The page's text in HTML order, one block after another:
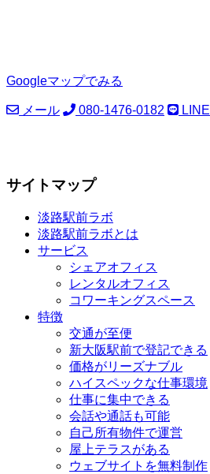
Googleマップでみる
メール 080-1476-0182 LINE
サイトマップ
淡路駅前ラボ
淡路駅前ラボとは
サービス
シェアオフィス
レンタルオフィス
コワーキングスペース
特徴
交通が至便
新大阪駅前で登記できる
価格がリーズナブル
ハイスペックな仕事環境
仕事に集中できる
会話や通話も可能
自己所有物件で運営
屋上テラスがある
ウェブサイトを無料制作